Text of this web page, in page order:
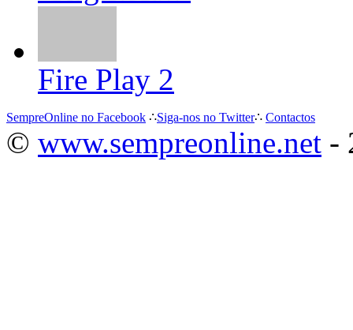
Fire Play 2
SempreOnline no Facebook ∴Siga-nos no Twitter∴ Contactos
© www.sempreonline.net -